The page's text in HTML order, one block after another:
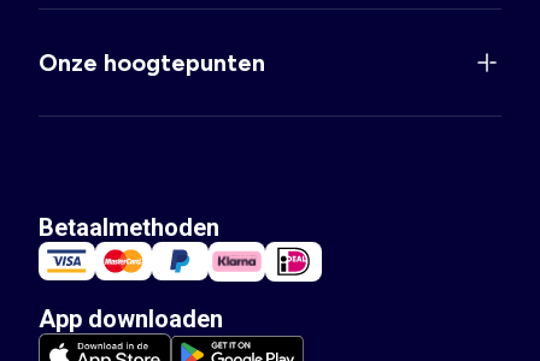
Onze hoogtepunten
Betaalmethoden
App downloaden